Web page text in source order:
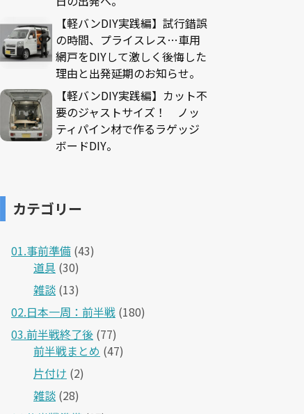
【軽バンDIY実践編】試行錯誤
の時間、プライスレス…車用
網戸をDIYして激しく後悔した
理由と出発延期のお知らせ。
【軽バンDIY実践編】カット不
要のジャストサイズ！ ノッ
ティパイン材で作るラゲッジ
ボードDIY。
カテゴリー
01.事前準備 (43)
道具 (30)
雑談 (13)
02.日本一周：前半戦 (180)
03.前半戦終了後 (77)
前半戦まとめ (47)
片付け (2)
雑談 (28)